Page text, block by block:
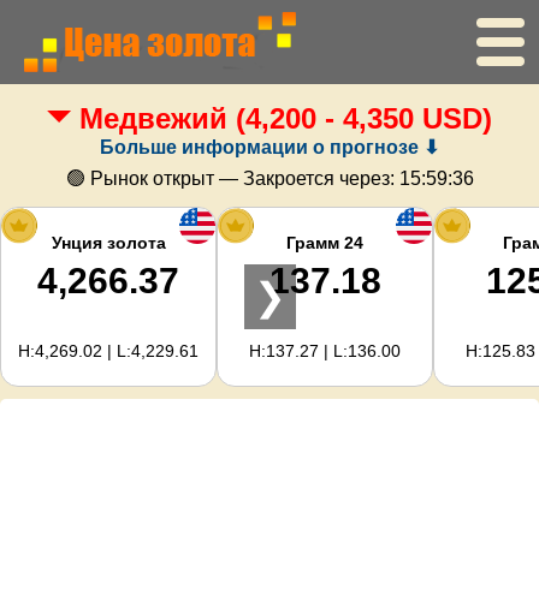
Главная
Цена золота
Цена серебра
Калькулятор золота
Для вебмастеров
Медвежий (4,200 - 4,350 USD)
Больше информации о прогнозе ⬇
🟢 Рынок открыт — Закроется через: 15:59:36
Унция золота
4,266.37
H:4,269.02 | L:4,229.61
Грамм 24
137.18
H:137.27 | L:136.00
❯